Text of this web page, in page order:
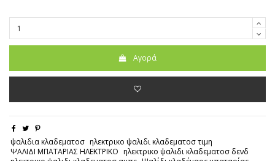
Αγορά
ψαλιδια κλαδεματοσ ηλεκτρικο ψαλιδι κλαδεματοσ τιμη
ΨΑΛΙΔΙ ΜΠΑΤΑΡΙΑΣ ΗΛΕΚΤΡΙΚΟ ηλεκτρικο ψαλιδι κλαδεματοσ δενδ